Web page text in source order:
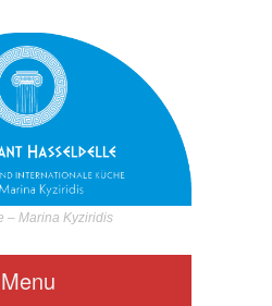
– Marina Kyziridis
Menu